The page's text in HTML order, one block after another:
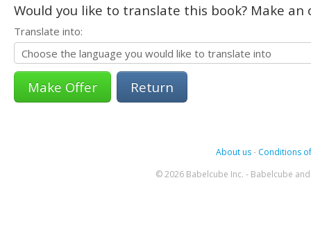
Would you like to translate this book? Make
Translate into:
Return
About us- Conditions
© 2026 Babelcube Inc. - Babelcube